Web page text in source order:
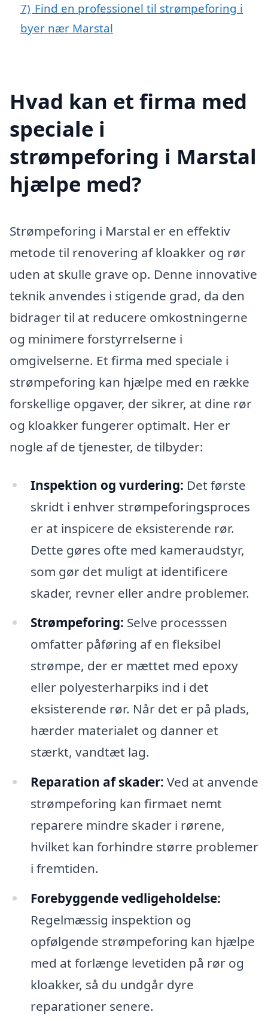
7) Find en professionel til strømpeforing i
byer nær Marstal
Hvad kan et firma med
speciale i
strømpeforing i Marstal
hjælpe med?
Strømpeforing i Marstal er en effektiv
metode til renovering af kloakker og rør
uden at skulle grave op. Denne innovative
teknik anvendes i stigende grad, da den
bidrager til at reducere omkostningerne
og minimere forstyrrelserne i
omgivelserne. Et firma med speciale i
strømpeforing kan hjælpe med en række
forskellige opgaver, der sikrer, at dine rør
og kloakker fungerer optimalt. Her er
nogle af de tjenester, de tilbyder:
Inspektion og vurdering: Det første
skridt i enhver strømpeforingsproces
er at inspicere de eksisterende rør.
Dette gøres ofte med kameraudstyr,
som gør det muligt at identificere
skader, revner eller andre problemer.
Strømpeforing: Selve processsen
omfatter påføring af en fleksibel
strømpe, der er mættet med epoxy
eller polyesterharpiks ind i det
eksisterende rør. Når det er på plads,
hærder materialet og danner et
stærkt, vandtæt lag.
Reparation af skader: Ved at anvende
strømpeforing kan firmaet nemt
reparere mindre skader i rørene,
hvilket kan forhindre større problemer
i fremtiden.
Forebyggende vedligeholdelse:
Regelmæssig inspektion og
opfølgende strømpeforing kan hjælpe
med at forlænge levetiden på rør og
kloakker, så du undgår dyre
reparationer senere.